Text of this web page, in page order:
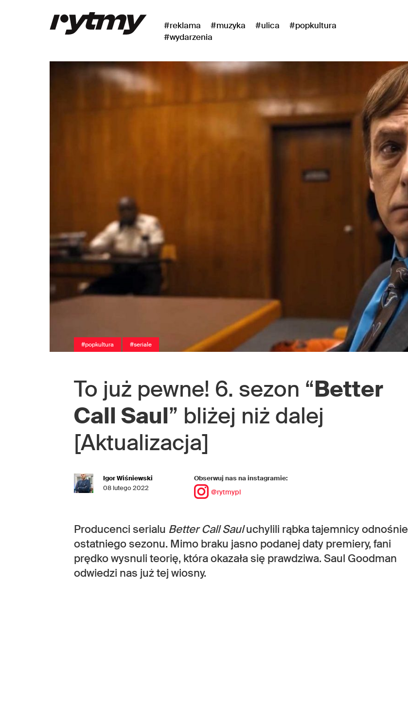
#reklama #muzyka #ulica
#popkultura
#wydarzenia
#popkultura #seriale
To już pewne! 6. sezon “Better
Call Saul” bliżej niż dalej
[Aktualizacja]
Igor Wiśniewski
08 lutego 2022
Obserwuj nas na instagramie:
@rytmypl
Producenci serialu Better Call Sauluchylili rąbka tajemnicy odnośnie
ostatniego sezonu. Mimo braku jasno podanej daty premiery, fani
prędko wysnuli teorię, która okazała się prawdziwa. Saul Goodman
odwiedzi nas już tej wiosny.